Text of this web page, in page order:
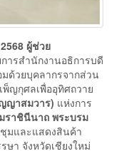
ผู้ช่วย
ารสำนักงานอธิการบดี
ด้วยบุคลากรจากส่วน
ญกุศลเพื่ออุทิศถวาย
ญาสมวาร) แห่งการ
ราชินีนาถ พระบรม
มและแสดงสินค้า
า จังหวัดเชียงใหม่